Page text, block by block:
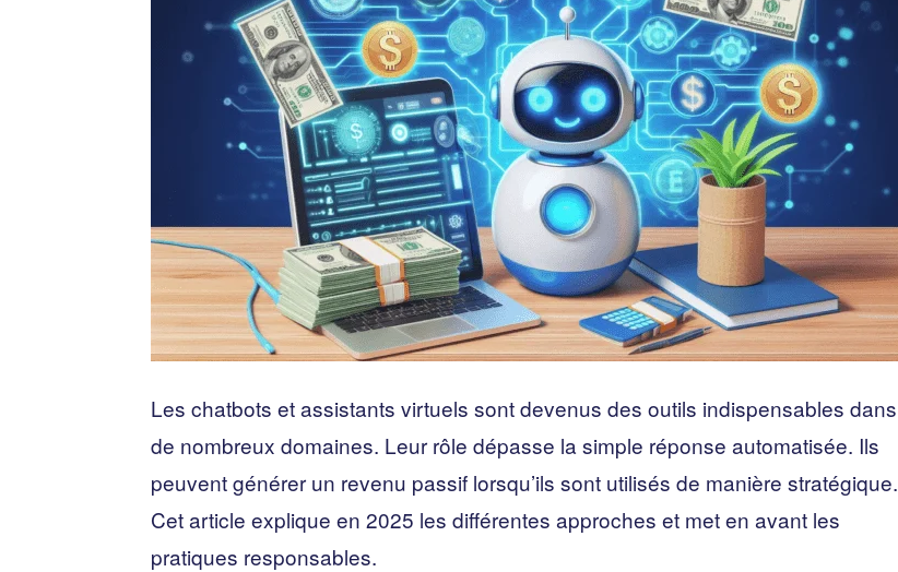
Les chatbots et assistants virtuels sont devenus des outils indispensables dans
de nombreux domaines. Leur rôle dépasse la simple réponse automatisée. Ils
peuvent générer un revenu passif lorsqu’ils sont utilisés de manière stratégique.
Cet article explique en 2025 les différentes approches et met en avant les
pratiques responsables.